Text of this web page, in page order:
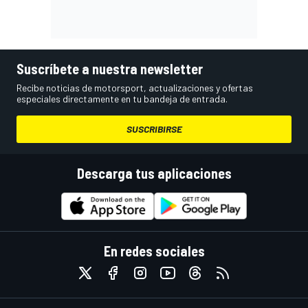
Suscríbete a nuestra newsletter
Recibe noticias de motorsport, actualizaciones y ofertas
especiales directamente en tu bandeja de entrada.
SUSCRIBIRSE
Descarga tus aplicaciones
En redes sociales